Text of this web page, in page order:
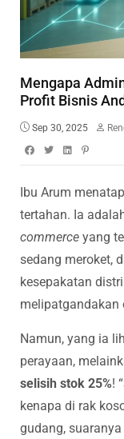
Mengapa
Profit Bisnis
Sep 30, 2025
Ibu Arum
tertahan. Ia
commerce yang
sedang meroket,
kesepakatan
melipatgandakan
Namun, yang ia
perayaan,
selisih stok 25%!
kenapa di rak
gudang,